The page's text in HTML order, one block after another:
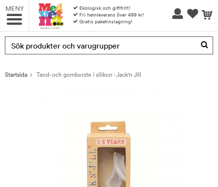
MENY
Ekologisk och giftfritt!
Fri hemleverans över 499 kr!
Gratis paketinslagning!
Produkten har blivit tillagd i varukorgen
Startsida Tand- och gomborste i silikon - Jack'n Jill